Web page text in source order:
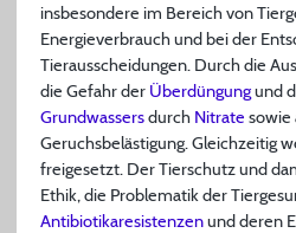
insbesondere im Bereich von
Energieverbrauch und bei der
Tierausscheidungen. Durch die
die Gefahr der Überdüngungund
Grundwassersdurch Nitrate sowie
Geruchsbelästigung. Gleichzeitig
freigesetzt. Der Tierschutz und
Ethik, die Problematik der
Antibiotikaresistenzenund deren